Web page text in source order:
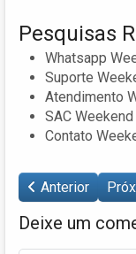
Pesquisas
Whatsapp
Suporte
Atendimento
SAC
Contato
Anterior
Deixe um